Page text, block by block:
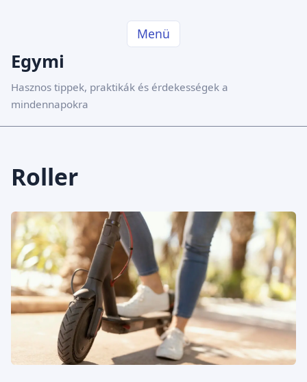
Menü
Egymi
Hasznos tippek, praktikák és érdekességek a
mindennapokra
Roller